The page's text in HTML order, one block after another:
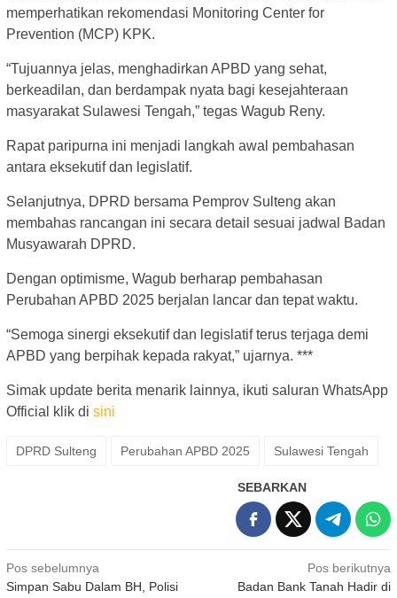
memperhatikan rekomendasi Monitoring Center for
Prevention (MCP) KPK.
“Tujuannya jelas, menghadirkan APBD yang sehat,
berkeadilan, dan berdampak nyata bagi kesejahteraan
masyarakat Sulawesi Tengah,” tegas Wagub Reny.
Rapat paripurna ini menjadi langkah awal pembahasan
antara eksekutif dan legislatif.
Selanjutnya, DPRD bersama Pemprov Sulteng akan
membahas rancangan ini secara detail sesuai jadwal Badan
Musyawarah DPRD.
Dengan optimisme, Wagub berharap pembahasan
Perubahan APBD 2025 berjalan lancar dan tepat waktu.
“Semoga sinergi eksekutif dan legislatif terus terjaga demi
APBD yang berpihak kepada rakyat,” ujarnya. ***
Simak update berita menarik lainnya, ikuti saluran WhatsApp
Official klik di sini
DPRD Sulteng Perubahan APBD 2025 Sulawesi Tengah
SEBARKAN
Navigasi
Pos sebelumnya
Simpan Sabu Dalam BH, Polisi
Pos berikutnya
Badan Bank Tanah Hadir di